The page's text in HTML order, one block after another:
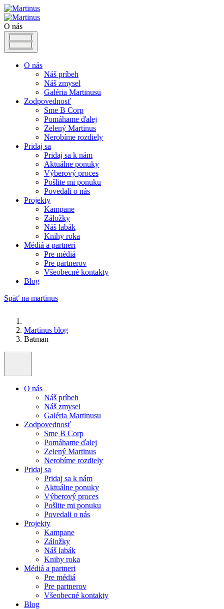
O nás
O nás
Náš príbeh
Náš zmysel
Galéria Martinusu
Zodpovednosť
Sme B Corp
Pomáhame ďalej
Zelený Martinus
Nerobíme rozdiely
Pridaj sa
Pridaj sa k nám
Aktuálne ponuky
Výberový proces
Pošlite mi ponuku
Povedali o nás
Projekty
Kampane
Záložky
Náš labák
Knihy roka
Médiá a partneri
Pre médiá
Pre partnerov
Všeobecné kontakty
Blog
Späť na martinus
Martinus blog
Batman
O nás
Náš príbeh
Náš zmysel
Galéria Martinusu
Zodpovednosť
Sme B Corp
Pomáhame ďalej
Zelený Martinus
Nerobíme rozdiely
Pridaj sa
Pridaj sa k nám
Aktuálne ponuky
Výberový proces
Pošlite mi ponuku
Povedali o nás
Projekty
Kampane
Záložky
Náš labák
Knihy roka
Médiá a partneri
Pre médiá
Pre partnerov
Všeobecné kontakty
Blog